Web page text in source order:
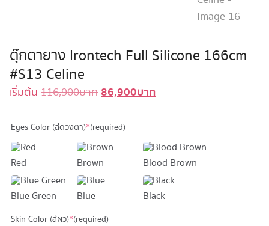
ตุ๊กตายาง Irontech Full Silicone 166cm
#S13 Celine
เริ่มต้น 116,900บาท Original
was:
116,900 บาท.
86,900บาทCurrent
86,900 บาท.
Eyes Color (สีดวงตา)*(required)
Red Brown Blood Brown
Blue Green Blue Black
Skin Color (สีผิว)*(required)